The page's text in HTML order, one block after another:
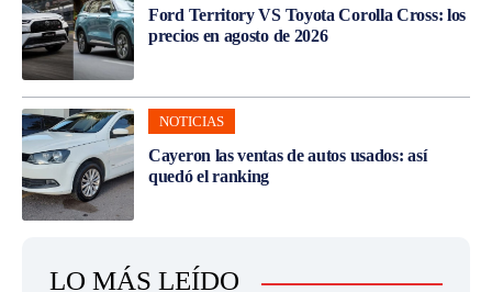
Ford Territory VS Toyota Corolla Cross: los
precios en agosto de 2026
NOTICIAS
Cayeron las ventas de autos usados: así
quedó el ranking
LO MÁS LEÍDO